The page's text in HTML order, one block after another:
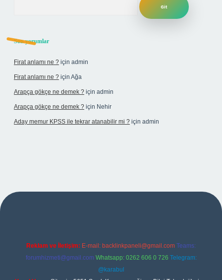
Son yorumlar
Firat anlamı ne ? için admin
Firat anlamı ne ? için Ağa
Arapça gökçe ne demek ? için admin
Arapça gökçe ne demek ? için Nehir
Aday memur KPSS ile tekrar atanabilir mi ? için admin
yeni giriş adresi
Reklam ve İletişim: E-mail: backlinkpaneli@gmail.com Teams:
forumhizmeti@gmail.com Whatsapp: 0262 606 0 726 Telegram:
@karabul